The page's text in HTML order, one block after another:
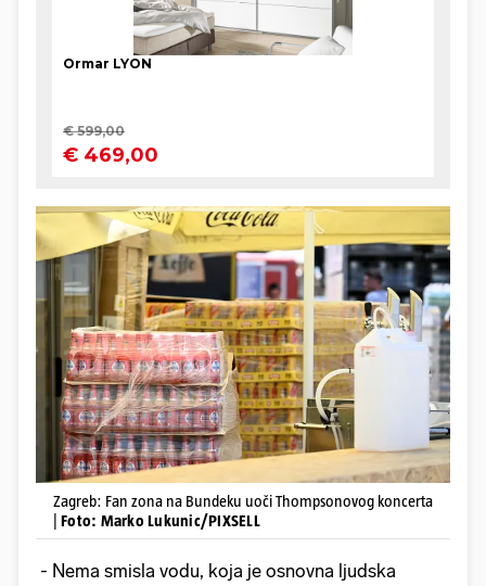
Zagreb: Fan zona na Bundeku uoči Thompsonovog koncerta
Foto: Marko Lukunic/PIXSELL
- Nema smisla vodu, koja je osnovna ljudska